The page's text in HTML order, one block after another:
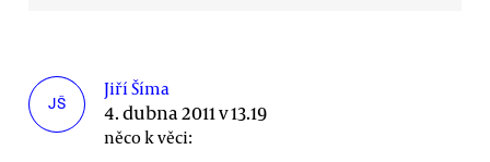
JŠ
Jiří Šíma
4. dubna 2011 v 13.19
něco k věci: